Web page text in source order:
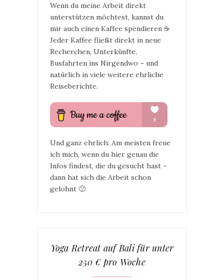
Wenn du meine Arbeit direkt
unterstützen möchtest, kannst du
mir auch einen Kaffee spendieren ☕
Jeder Kaffee fließt direkt in neue
Recherchen, Unterkünfte,
Busfahrten ins Nirgendwo – und
natürlich in viele weitere ehrliche
Reiseberichte.
Und ganz ehrlich: Am meisten freue
ich mich, wenn du hier genau die
Infos findest, die du gesucht hast –
dann hat sich die Arbeit schon
gelohnt 🙂
Yoga Retreat auf Bali für unter
250 € pro Woche